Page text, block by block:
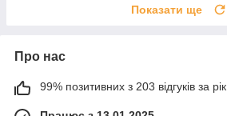
Показати ще
Про нас
99% позитивних з 203 відгуків за рік